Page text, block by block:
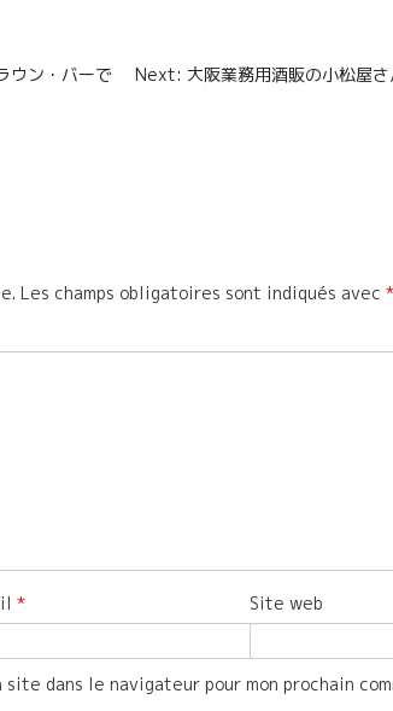
・バーで
Next: 大阪業務用酒販の小松屋
Les champs obligatoires sont indiqués avec *
* Site web
dans le navigateur pour mon prochain